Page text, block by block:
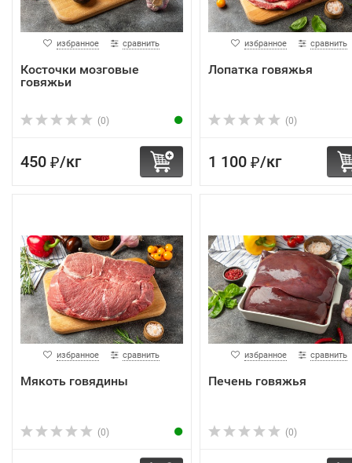
избранное сравнить
Косточки мозговые
говяжьи
(0)
450 ₽/кг
избранное сравнить
Лопатка говяжья
(0)
1 100 ₽/кг
избранное сравнить
Мякоть говядины
(0)
избранное сравнить
Печень говяжья
(0)